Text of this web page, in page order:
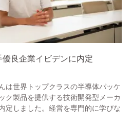
優良企業イビデンに内定
は世界トップクラスの半導体パッケ
ク製品を提供する技術開発型メーカ
定しました。経営を専門的に学びな